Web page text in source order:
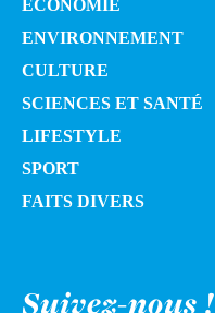
ÉCONOMIE
ENVIRONNEMENT
CULTURE
SCIENCES ET SANTÉ
LIFESTYLE
SPORT
FAITS DIVERS
Suivez-nous !